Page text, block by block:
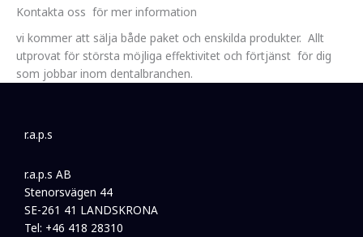
Kontakta oss för mer information
vi kommer att sälja både paket och enskilda produkter. Allt
utprovat för största möjliga effektivitet och förtjänst för dig
som jobbar inom dentalbranchen.
r.a.p.s
r.a.p.s AB
Stenorsvägen 44
SE-261 41 LANDSKRONA
Tel: +46 418 28310